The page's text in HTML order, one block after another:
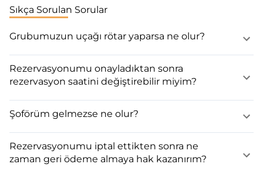
Sıkça Sorulan Sorular
Grubumuzun uçağı rötar yaparsa ne olur?
Rezervasyonumu onayladıktan sonra
rezervasyon saatini değiştirebilir miyim?
Şoförüm gelmezse ne olur?
Rezervasyonumu iptal ettikten sonra ne
zaman geri ödeme almaya hak kazanırım?